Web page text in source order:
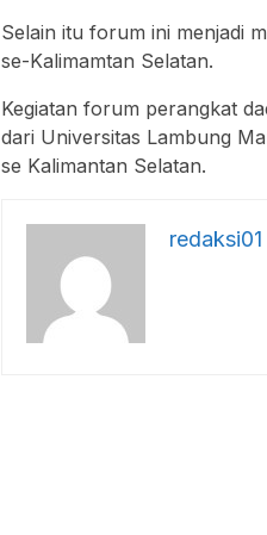
Selain itu forum ini menjadi
se-Kalimamtan Selatan.
Kegiatan forum perangkat
dari Universitas Lambung
se Kalimantan Selatan.
redaksi01